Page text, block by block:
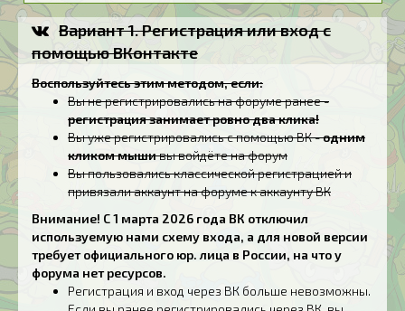
Вариант 1. Регистрация или вход с
помощью ВКонтакте
Воспользуйтесь этим методом, если:
Вы не регистрировались на форуме ранее -
регистрация занимает ровно два клика!
Вы уже регистрировались с помощью ВК -одним
кликом мышивы войдёте на форум
Вы пользовались классической регистрацией и
привязали аккаунт на форуме к аккаунту ВК
Внимание! С 1 марта 2026 года ВК отключил
используемую нами схему входа, а для новой версии
требует официального юр. лица в России, на что у
форума нет ресурсов.
Регистрация и вход через ВК больше невозможны.